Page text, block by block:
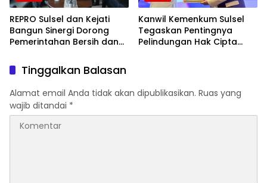
REPRO Sulsel dan Kejati
Bangun Sinergi Dorong
Pemerintahan Bersih dan
Kanwil Kemenkum Sulsel
Tegaskan Pentingnya
Pelindungan Hak Cipta
Tinggalkan Balasan
Alamat email Anda tidak akan dipublikasikan. Ruas yang
wajib ditandai *